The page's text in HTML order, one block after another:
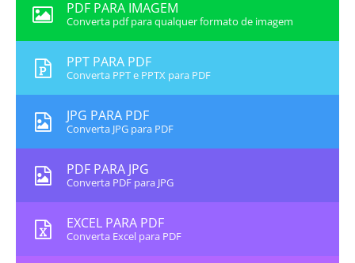
PDF PARA IMAGEM
Converta pdf para qualquer formato de imagem
PPT PARA PDF
Converta PPT e PPTX para PDF
JPG PARA PDF
Converta JPG para PDF
PDF PARA JPG
Converta PDF para JPG
EXCEL PARA PDF
Converta Excel para PDF